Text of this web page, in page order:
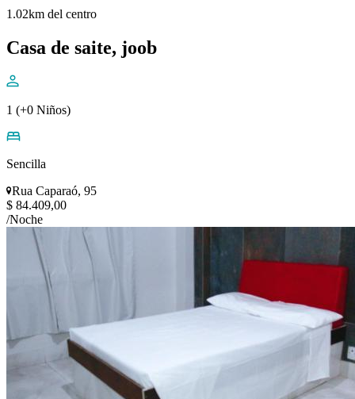
1.02km del centro
Casa de saite, joob
1 (+0 Niños)
Sencilla
Rua Caparaó, 95
$ 84.409,00
/Noche